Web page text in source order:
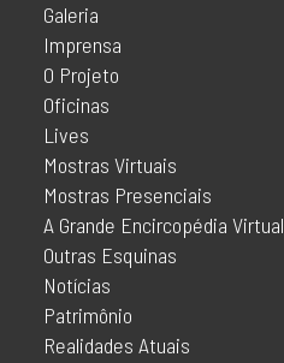
Galeria
Imprensa
O Projeto
Oficinas
Lives
Mostras Virtuais
Mostras Presenciais
A Grande Encircopédia Virtual
Outras Esquinas
Notícias
Patrimônio
Realidades Atuais